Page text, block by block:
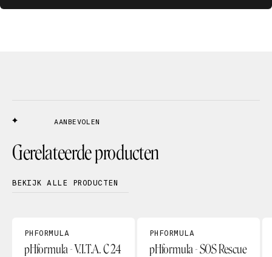
AANBEVOLEN
Gerelateerde producten
BEKIJK ALLE PRODUCTEN
PHFORMULA
pHformula - V.I.T.A. C 24
PHFORMULA
pHformula - SOS Rescue